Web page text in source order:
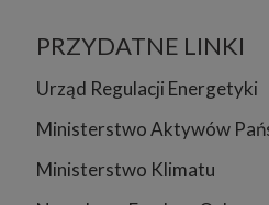
PRZYDATNE LINKI
Urząd Regulacji Energetyki
Ministerstwo Aktywów
Ministerstwo Klimatu